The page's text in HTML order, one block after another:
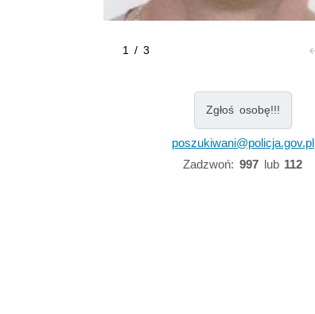
1 / 3
Zgłoś osobę!!!
poszukiwani@policja.gov.pl
Zadzwoń: 997lub 112